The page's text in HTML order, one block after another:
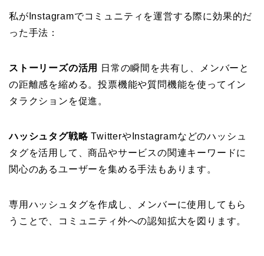
私がInstagramでコミュニティを運営する際に効果的だ
った手法：
ストーリーズの活用
日常の瞬間を共有し、メンバーと
の距離感を縮める。投票機能や質問機能を使ってイン
タラクションを促進。
ハッシュタグ戦略TwitterやInstagramなどのハッシュ
タグを活用して、商品やサービスの関連キーワードに
関心のあるユーザーを集める手法もあります。
専用ハッシュタグを作成し、メンバーに使用してもら
うことで、コミュニティ外への認知拡大を図ります。